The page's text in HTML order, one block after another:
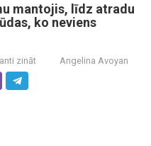
mantojis, līdz atradu
ko neviens
zināt Angelina Avoyan